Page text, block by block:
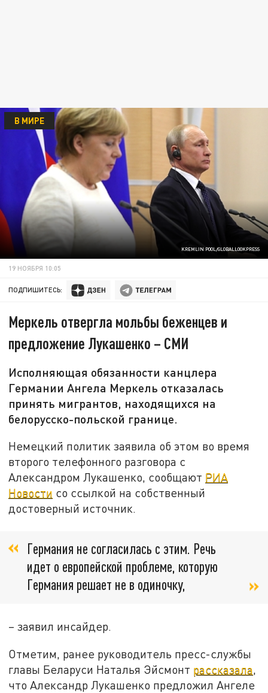
KREMLIN POOL/GLOBALLOOKPRESS
В МИРЕ
19 НОЯБРЯ 10:05
ПОДПИШИТЕСЬ:
Меркель отвергла мольбы беженцев и
предложение Лукашенко – СМИ
Исполняющая обязанности канцлера
Германии Ангела Меркель отказалась
принять мигрантов, находящихся на
белорусско-польской границе.
Немецкий политик заявила об этом во время
второго телефонного разговора с
Александром Лукашенко, сообщают РИА
Новости со ссылкой на собственный
достоверный источник.
Германия не согласилась с этим. Речь
идет о европейской проблеме, которую
Германия решает не в одиночку,
– заявил инсайдер.
Отметим, ранее руководитель пресс-службы
главы Беларуси Наталья Эйсмонт рассказала,
что Александр Лукашенко предложил Ангеле